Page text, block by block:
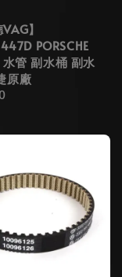
】
PORSCHE
管 副水桶 副水
原廠